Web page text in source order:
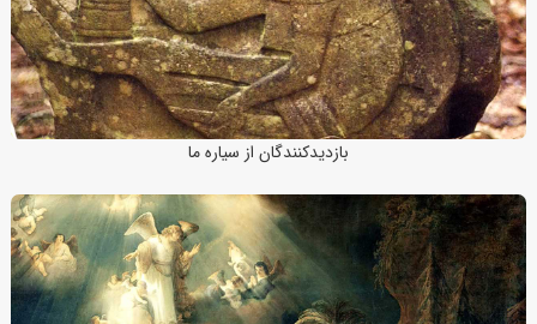
بازدیدکنندگان از سیاره ما